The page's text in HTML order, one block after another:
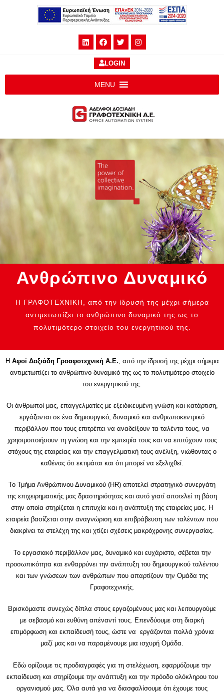
MENU
LOGIN
Ανθρώπινο Δυναμικό
Η ΓΡΑΦΟΤΕΧΝΙΚΗ, από την ίδρυσή της μέχρι σήμερα
αντιμετωπίζει το ανθρώπινο δυναμικό της ως το
πολυτιμότερο στοιχείο του ενεργητικού της.
Η Αφοί Δοξιάδη Γροαφοτεχνική Α.Ε. , από την ίδρυσή της μέχρι σήμερα
αντιμετωπίζει το ανθρώπινο δυναμικό της ως το πολυτιμότερο στοιχείο
του ενεργητικού της.
Οι άνθρωποί μας, επαγγελματίες με εξειδικευμένη γνώση και κατάρτιση,
εργάζονται σε ένα δημιουργικό, δυναμικό και ανθρωποκεντρικό
περιβάλλον που τους επιτρέπει να αναδείξουν τα ταλέντα τους, να
χρησιμοποιήσουν τη γνώση και την εμπειρία τους και να επιτύχουν τους
στόχους της εταιρείας και την επαγγελματική τους ανέλιξη, νιώθοντας ο
καθένας ότι εκτιμάται και ότι μπορεί να εξελιχθεί.
Το Τμήμα Ανθρώπινου Δυναμικού (HR) αποτελεί στρατηγικό συνεργάτη
της επιχειρηματικής μας δραστηριότητας και αυτό γιατί αποτελεί τη βάση
στην οποία στηρίζεται η επιτυχία και η ανάπτυξη της εταιρείας μας. Η
εταιρεία βασίζεται στην αναγνώριση και επιβράβευση των ταλέντων που
διακρίνει τα στελέχη της και χτίζει σχέσεις μακρόχρονης συνεργασίας.
Το εργασιακό περιβάλλον μας, δυναμικό και ευχάριστο, σέβεται την
προσωπικότητα και ενθαρρύνει την ανάπτυξη του δημιουργικού ταλέντου
και των γνώσεων των ανθρώπων που απαρτίζουν την Ομάδα της
Γραφοτεχνικής.
Βρισκόμαστε συνεχώς δίπλα στους εργαζομένους μας και λειτουργούμε
με σεβασμό και ευθύνη απέναντί τους. Επενδύουμε στη διαρκή
επιμόρφωση και εκπαίδευσή τους, ώστε να εργάζονται πολλά χρόνια
μαζί μας και να παραμένουμε μια ισχυρή Ομάδα.
Εδώ ορίζουμε τις προδιαγραφές για τη στελέχωση, εφαρμόζουμε την
εκπαίδευση και στηρίζουμε την ανάπτυξη και την πρόοδο ολόκληρου του
οργανισμού μας. Όλα αυτά για να διασφαλίσουμε ότι έχουμε τους